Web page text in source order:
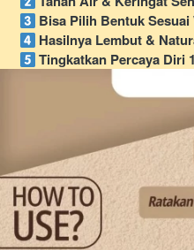
Bisa Pilih Bentuk Sesuai
Hasilnya Lembut &
Tingkatkan Percaya Diri